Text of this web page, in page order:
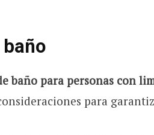
baño para personas con
para